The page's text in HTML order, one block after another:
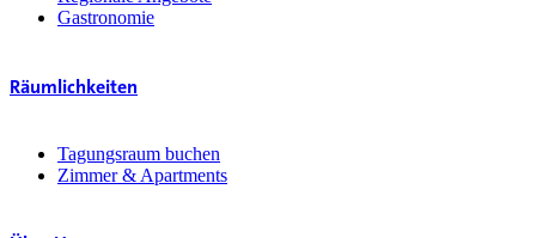
Gastronomie
Räumlichkeiten
Tagungsraum buchen
Zimmer & Apartments